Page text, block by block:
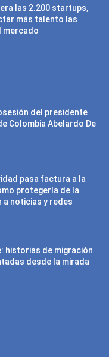
las 2.200 startups,
más talento las
mercado
del presidente
Colombia Abelardo De
pasa factura a la
protegerla de la
a noticias y redes
historias de migración
desde la mirada